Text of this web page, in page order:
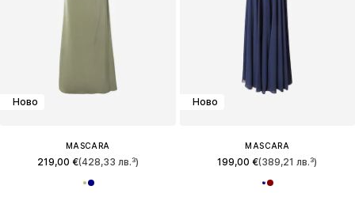
Ново
MASCARA
219,00 €(428,33 лв.³)
Ново
MASCARA
199,00 €(389,21 лв.³)